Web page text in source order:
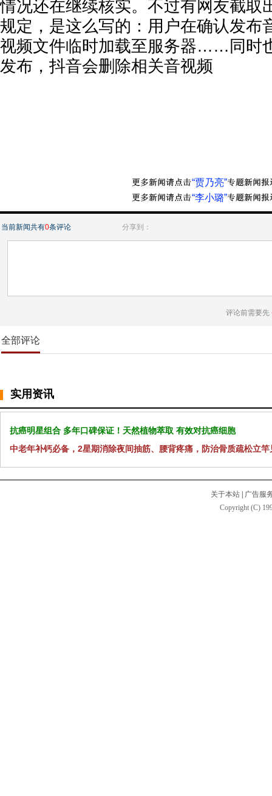
情况还在继续核实。不过有网友截取
规定，是这么写的：用户在确认发布
视频文件临时加载至服务器……同时
发布，抖音会删除相关音视频
“贾乃亮”
“李小璐”
当前新闻共有0条评论 分享到：
评论前需要先
全部评论
实用资讯
抗癌明星组合 多年口碑保证！天然植物萃取 有效对抗癌细胞
中老年补钙必备，2星期消除夜间抽筋、腰背疼痛，防治骨质疏松立竿
关于本站
广告服
Copyright (C)